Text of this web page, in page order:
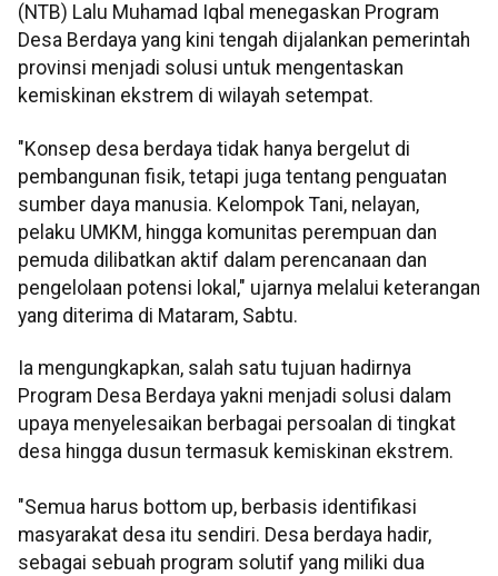
(NTB) Lalu Muhamad Iqbal menegaskan Program
Desa Berdaya yang kini tengah dijalankan pemerintah
provinsi menjadi solusi untuk mengentaskan
kemiskinan ekstrem di wilayah setempat.
"Konsep desa berdaya tidak hanya bergelut di
pembangunan fisik, tetapi juga tentang penguatan
sumber daya manusia. Kelompok Tani, nelayan,
pelaku UMKM, hingga komunitas perempuan dan
pemuda dilibatkan aktif dalam perencanaan dan
pengelolaan potensi lokal," ujarnya melalui keterangan
yang diterima di Mataram, Sabtu.
Ia mengungkapkan, salah satu tujuan hadirnya
Program Desa Berdaya yakni menjadi solusi dalam
upaya menyelesaikan berbagai persoalan di tingkat
desa hingga dusun termasuk kemiskinan ekstrem.
"Semua harus bottom up, berbasis identifikasi
masyarakat desa itu sendiri. Desa berdaya hadir,
sebagai sebuah program solutif yang miliki dua